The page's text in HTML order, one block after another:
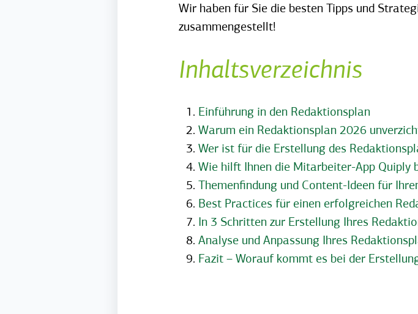
Wir haben für Sie die besten Tipps und
zusammengestellt!
Inhaltsverzeichnis
Einführung in den Redaktionsplan
Warum ein Redaktionsplan 2026
Wer ist für die Erstellung des
Wie hilft Ihnen die Mitarbeiter-App Quiply
Themenfindung und Content-Ideen für
Best Practices für einen erfolgreichen
In 3 Schritten zur Erstellung Ihres
Analyse und Anpassung Ihres
Fazit – Worauf kommt es bei der